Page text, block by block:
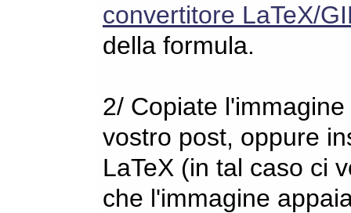
convertitore LaTeX/
della formula.
2/ Copiate
vostro post, oppure
LaTeX (in tal caso ci
che l'immagine